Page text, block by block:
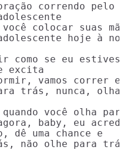
correndo pelo
colocar suas
hoje à
como se eu estivesse
excita
vamos correr e
trás, nunca,
você olha para
baby, eu
uma chance e
não olhe para trás